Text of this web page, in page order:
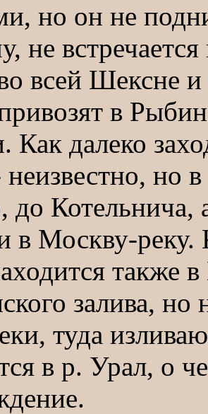
но он не
не
всей Шексне и
в
Как далеко
но в
до Котельнича,
в Москву-
также
залива, но
туда
в р. Урал, о